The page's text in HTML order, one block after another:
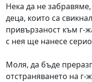
Нека да не
деца, които са
привързаност към г-
с нея ще нанесе
Моля, да бъде
отстраняването на